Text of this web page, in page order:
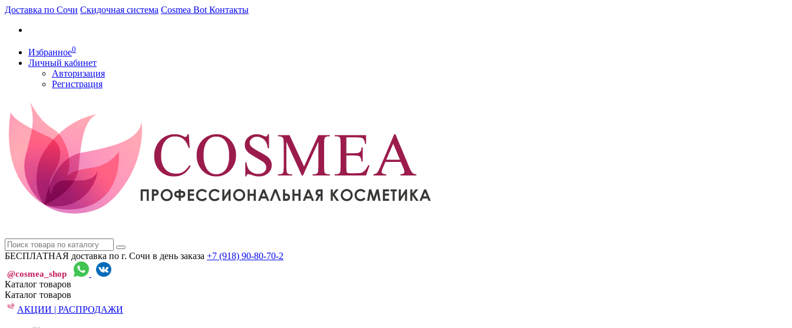
Доставка по Сочи Скидочная система Cosmea Bot Контакты
Избранное0
Личный кабинет
Авторизация
Регистрация
БЕСПЛАТНАЯ доставка по г. Сочи в день заказа +7 (918) 90-80-70-2
@cosmea_shop
Каталог товаров
Каталог товаров
АКЦИИ | РАСПРОДАЖИ